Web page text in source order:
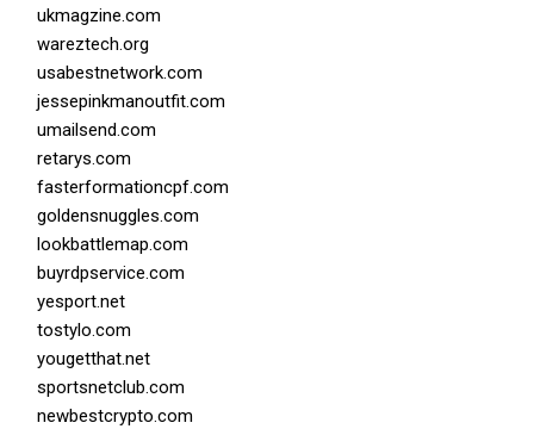
ukmagzine.com
wareztech.org
usabestnetwork.com
jessepinkmanoutfit.com
umailsend.com
retarys.com
fasterformationcpf.com
goldensnuggles.com
lookbattlemap.com
buyrdpservice.com
yesport.net
tostylo.com
yougetthat.net
sportsnetclub.com
newbestcrypto.com